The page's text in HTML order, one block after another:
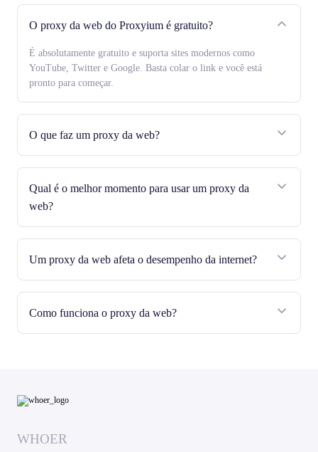
O proxy da web do Proxyium é gratuito?
É absolutamente gratuito e suporta sites modernos como
YouTube, Twitter e Google. Basta colar o link e você está
pronto para começar.
O que faz um proxy da web?
Qual é o melhor momento para usar um proxy da
web?
Um proxy da web afeta o desempenho da internet?
Como funciona o proxy da web?
WHOER